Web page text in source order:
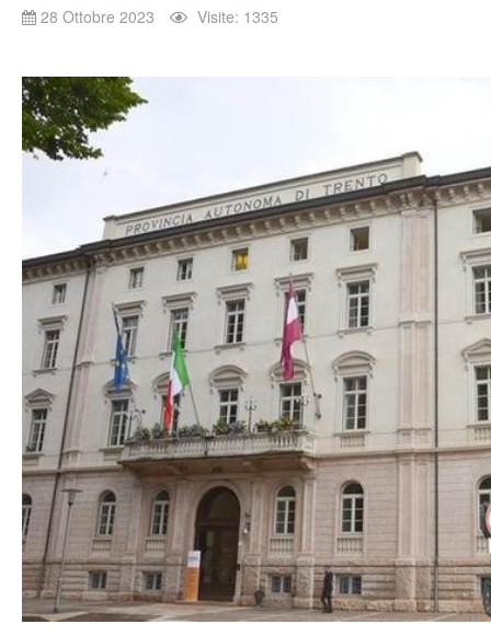
28 Ottobre 2023 Visite: 1335